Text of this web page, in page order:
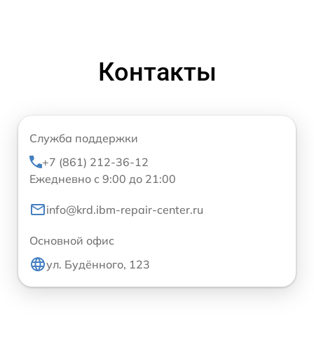
Контакты
Служба поддержки
+7 (861) 212-36-12
Ежедневно с 9:00 до 21:00
info@krd.ibm-repair-center.ru
Основной офис
ул. Будённого, 123